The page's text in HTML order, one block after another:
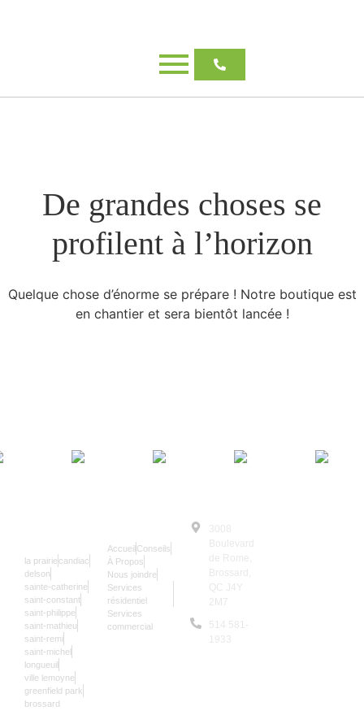
De grandes choses se
profilent à l’horizon
Quelque chose d’énorme se prépare ! Notre boutique est
en chantier et sera bientôt lancée !
la prairie candiac
delson
sainte-catherine
saint-constant
saint-philippe
saint-mathieu
saint-remi
saint-michel
longueuil
ville lemoyne
greenfield park
brossard
Accueil Conseils
À Propos
Nous joindre
Services
résidentiel
Services
commercial
3008
Boulevard
de Rome,
Brossard,
QC J4Y
2M7
514 581-
1933